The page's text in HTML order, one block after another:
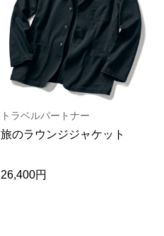
トラベルパートナー
旅のラウンジジャケット
26,400円